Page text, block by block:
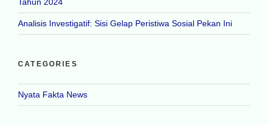
Analisis Investigatif: Sisi Gelap Peristiwa Sosial Pekan Ini
CATEGORIES
Nyata Fakta News